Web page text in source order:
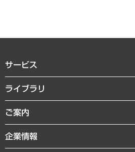
サービス
経営戦略
組織・人事戦略
デジタルイノベーション
ライブラリ
経済調査
レポート
コラム
ご案内
セミナー・イベント情報
MUFGビジネスセミナー
企業情報